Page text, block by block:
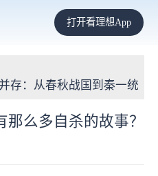
打开看理想App
存：从春秋战国到秦一统
么多自杀的故事？